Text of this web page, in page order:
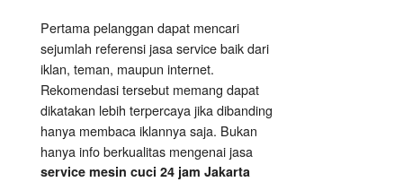
Pertama pelanggan dapat mencari
sejumlah referensi jasa service baik dari
iklan, teman, maupun internet.
Rekomendasi tersebut memang dapat
dikatakan lebih terpercaya jika dibanding
hanya membaca iklannya saja. Bukan
hanya info berkualitas mengenai jasa
service mesin cuci 24 jam Jakarta